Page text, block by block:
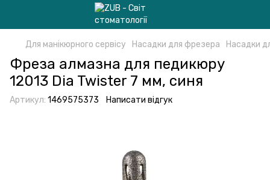
Для манікюрного сервісу Насадки для фрезера Насадки
Фреза алмазна для педикюру
12013 Dia Twister 7 мм, синя
Артикул: 1469575373 Написати відгук